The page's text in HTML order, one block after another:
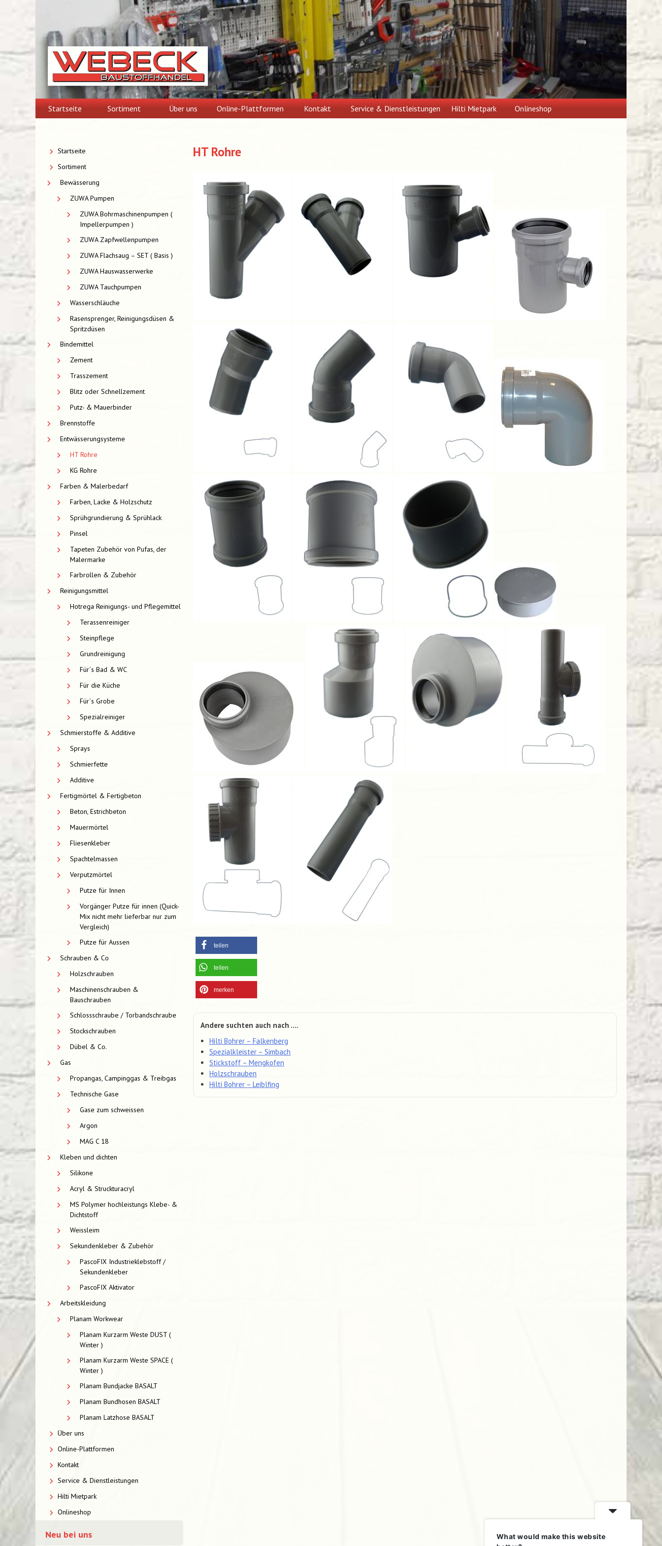
Startseite Sortiment Über uns Online-Plattformen Kontakt Service & Dienstleistungen Hilti Mietpark Onlineshop
HT Rohre
teilen
teilen
merken
Andere suchten auch nach ....
Hilti Bohrer – Falkenberg
Spezialkleister – Simbach
Stickstoff – Mengkofen
Holzschrauben
Hilti Bohrer – Leiblfing
Startseite
Sortiment
Bewässerung
ZUWA Pumpen
ZUWA Bohrmaschinenpumpen (
Impellerpumpen )
ZUWA Zapfwellenpumpen
ZUWA Flachsaug – SET ( Basis )
ZUWA Hauswasserwerke
ZUWA Tauchpumpen
Wasserschläuche
Rasensprenger, Reinigungsdüsen &
Spritzdüsen
Bindemittel
Zement
Trasszement
Blitz oder Schnellzement
Putz- & Mauerbinder
Brennstoffe
Entwässerungsysteme
HT Rohre
KG Rohre
Farben & Malerbedarf
Farben, Lacke & Holzschutz
Sprühgrundierung & Sprühlack
Pinsel
Tapeten Zubehör von Pufas, der
Malermarke
Farbrollen & Zubehör
Reinigungsmittel
Hotrega Reinigungs- und Pflegemittel
Terassenreiniger
Steinpflege
Grundreinigung
Für´s Bad & WC
Für die Küche
Für´s Grobe
Spezialreiniger
Schmierstoffe & Additive
Sprays
Schmierfette
Additive
Fertigmörtel & Fertigbeton
Beton, Estrichbeton
Mauermörtel
Fliesenkleber
Spachtelmassen
Verputzmörtel
Putze für Innen
Vorgänger Putze für innen (Quick-
Mix nicht mehr lieferbar nur zum
Vergleich)
Putze für Aussen
Schrauben & Co
Holzschrauben
Maschinenschrauben &
Bauschrauben
Schlossschraube / Torbandschraube
Stockschrauben
Dübel & Co.
Gas
Propangas, Campinggas & Treibgas
Technische Gase
Gase zum schweissen
Argon
MAG C 18
Kleben und dichten
Silikone
Acryl & Struckturacryl
MS Polymer hochleistungs Klebe- &
Dichtstoff
Weissleim
Sekundenkleber & Zubehör
PascoFIX Industrieklebstoff /
Sekundenkleber
PascoFIX Aktivator
Arbeitskleidung
Planam Workwear
Planam Kurzarm Weste DUST (
Winter )
Planam Kurzarm Weste SPACE (
Winter )
Planam Bundjacke BASALT
Planam Bundhosen BASALT
Planam Latzhose BASALT
Über uns
Online-Plattformen
Kontakt
Service & Dienstleistungen
Hilti Mietpark
Onlineshop
Neu bei uns
What would make this website